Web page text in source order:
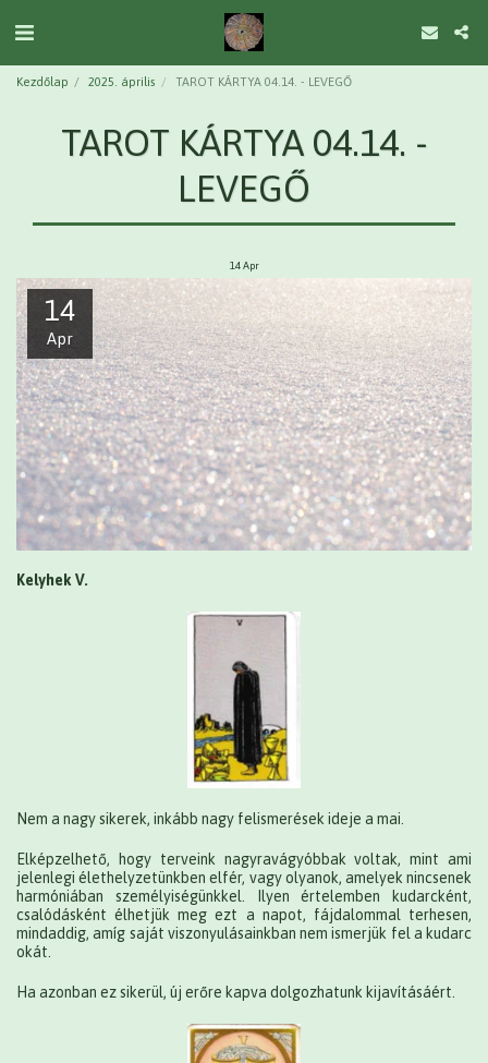
Kezdőlap 2025. április TAROT KÁRTYA 04.14. - LEVEGŐ
TAROT KÁRTYA 04.14. -
LEVEGŐ
14Apr
14
Apr
Kelyhek V.
Nem a nagy sikerek, inkább nagy felismerések ideje a mai.
Elképzelhető, hogy terveink nagyravágyóbbak voltak, mint ami
jelenlegi élethelyzetünkben elfér, vagy olyanok, amelyek nincsenek
harmóniában személyiségünkkel. Ilyen értelemben kudarcként,
csalódásként élhetjük meg ezt a napot, fájdalommal terhesen,
mindaddig, amíg saját viszonyulásainkban nem ismerjük fel a kudarc
okát.
Ha azonban ez sikerül, új erőre kapva dolgozhatunk kijavításáért.